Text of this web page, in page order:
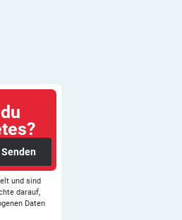
Senden
und sind
darauf,
Daten